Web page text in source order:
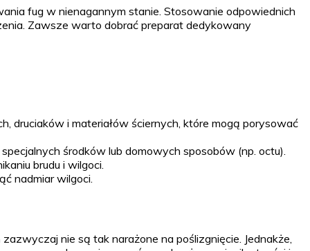
fug w nienagannym stanie. Stosowanie odpowiednich
Zawsze warto dobrać preparat dedykowany
druciaków i materiałów ściernych, które mogą porysować
środków lub domowych sposobów (np. octu).
brudu i wilgoci.
nadmiar wilgoci.
nie są tak narażone na poślizgnięcie. Jednakże,